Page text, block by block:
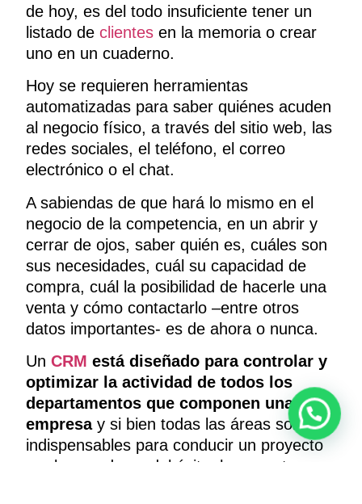
de hoy, es del todo insuficiente tener un
listado de clientes en la memoria o crear
uno en un cuaderno.
Hoy se requieren herramientas
automatizadas para saber quiénes acuden
al negocio físico, a través del sitio web, las
redes sociales, el teléfono, el correo
electrónico o el chat.
A sabiendas de que hará lo mismo en el
negocio de la competencia, en un abrir y
cerrar de ojos, saber quién es, cuáles son
sus necesidades, cuál su capacidad de
compra, cuál la posibilidad de hacerle una
venta y cómo contactarlo –entre otros
datos importantes- es de ahora o nunca.
Un CRM está diseñado para controlar y
optimizar la actividad de todos los
departamentos que componen una
empresay si bien todas las áreas son
indispensables para conducir un proyecto
por los senderos del éxito, hay que tener